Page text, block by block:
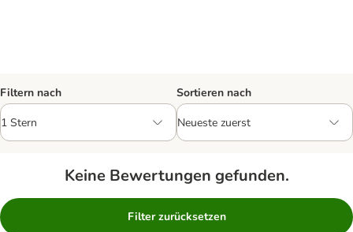
Filtern nach Sortieren nach
Keine Bewertungen gefunden.
Filter zurücksetzen